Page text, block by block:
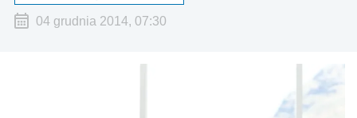
04 grudnia 2014, 07:30